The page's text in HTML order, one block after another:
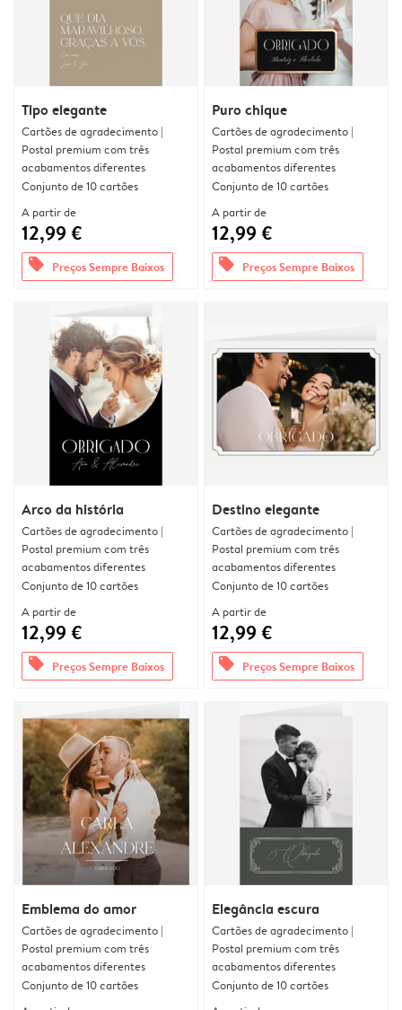
Tipo elegante
Cartões de agradecimento |
Postal premium com três
acabamentos diferentes
Conjunto de 10 cartões
A partir de
12,99 €
offers Preços Sempre Baixos
Puro chique
Cartões de agradecimento |
Postal premium com três
acabamentos diferentes
Conjunto de 10 cartões
A partir de
12,99 €
offers Preços Sempre Baixos
Arco da história
Cartões de agradecimento |
Postal premium com três
acabamentos diferentes
Conjunto de 10 cartões
A partir de
12,99 €
offers Preços Sempre Baixos
Destino elegante
Cartões de agradecimento |
Postal premium com três
acabamentos diferentes
Conjunto de 10 cartões
A partir de
12,99 €
offers Preços Sempre Baixos
Emblema do amor
Cartões de agradecimento |
Postal premium com três
acabamentos diferentes
Conjunto de 10 cartões
Elegância escura
Cartões de agradecimento |
Postal premium com três
acabamentos diferentes
Conjunto de 10 cartões